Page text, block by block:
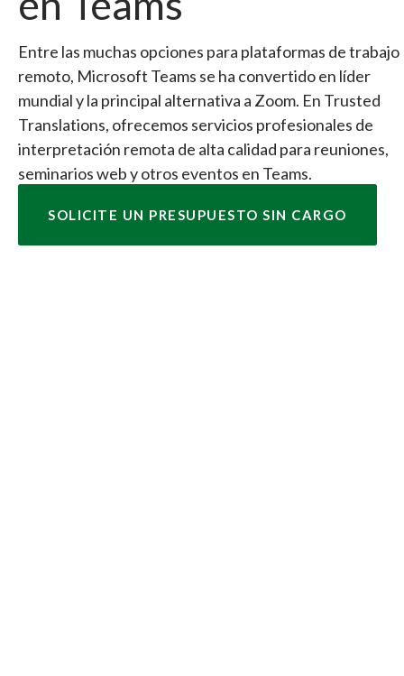
Entre las muchas opciones para plataformas de trabajo
remoto, Microsoft Teams se ha convertido en líder
mundial y la principal alternativa a Zoom. En Trusted
Translations, ofrecemos servicios profesionales de
interpretación remota de alta calidad para reuniones,
seminarios web y otros eventos en Teams.
SOLICITE UN PRESUPUESTO SIN CARGO